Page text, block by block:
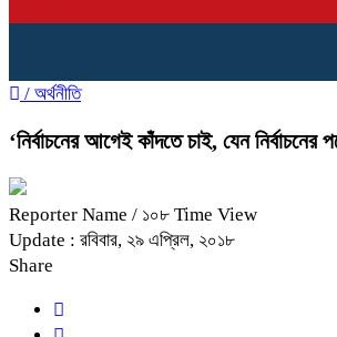
/ অর্থনীতি
‘নির্বাচনের আগেই কাঁদতে চাই, যেন নির্বাচনের
Reporter Name / ১০৮ Time View
Update : রবিবার, ২৯ এপ্রিল, ২০১৮
Share